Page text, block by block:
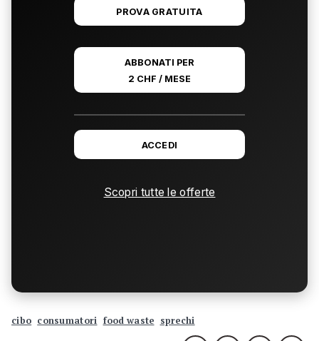
PROVA GRATUITA
ABBONATI PER
2 CHF / MESE
ACCEDI
Scopri tutte le offerte
cibo consumatori food waste sprechi